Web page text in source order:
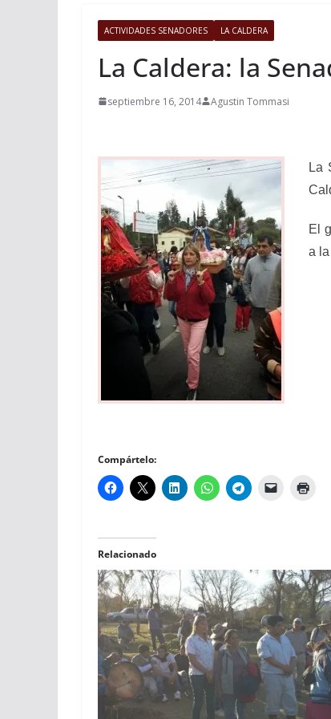
ACTIVIDADES SENADORES LA CALDERA
La Caldera: la
septiembre 16, 2014 Agustin Tommasi
La
El
a
Compártelo:
Relacionado